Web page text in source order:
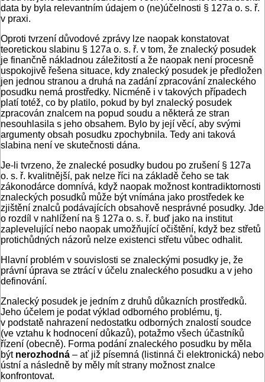
data by byla relevantním údajem o (ne)účelnosti § 127a o. s. ř.
v praxi.
Oproti tvrzení důvodové zprávy lze naopak konstatovat
teoretickou slabinu § 127a o. s. ř. v tom, že znalecký posudek
je finančně nákladnou záležitostí a že naopak není procesně
uspokojivě řešena situace, kdy znalecký posudek je předložen
jen jednou stranou a druhá na zadání zpracování znaleckého
posudku nemá prostředky. Nicméně i v takových případech
platí totéž, co by platilo, pokud by byl znalecký posudek
zpracován znalcem na popud soudu a některá ze stran
nesouhlasila s jeho obsahem. Bylo by její věcí, aby svými
argumenty obsah posudku zpochybnila. Tedy ani taková
slabina není ve skutečnosti dána.
Je-li tvrzeno, že znalecké posudky budou po zrušení § 127a
o. s. ř. kvalitnější, pak nelze říci na základě čeho se tak
zákonodárce domnívá, když naopak možnost kontradiktornosti
znaleckých posudků může být vnímána jako prostředek ke
zjištění znalců podávajících obsahově nesprávné posudky. Jde
o rozdíl v nahlížení na § 127a o. s. ř. buď jako na institut
zaplevelující nebo naopak umožňující očištění, když bez střetů
protichůdných názorů nelze existenci střetu vůbec odhalit.
Hlavní problém v souvislosti se znaleckými posudky je, že
právní úprava se ztrácí v účelu znaleckého posudku a v jeho
definování.
Znalecký posudek je jedním z druhů důkazních prostředků.
Jeho účelem je podat výklad odborného problému, tj.
v podstatě nahrazení nedostatku odborných znalostí soudce
(ve vztahu k hodnocení důkazů), potažmo všech účastníků
řízení (obecně). Forma podání znaleckého posudku by měla
být nerozhodná – ať již písemná (listinná či elektronická) nebo
ústní a následně by měly mít strany možnost znalce
konfrontovat.